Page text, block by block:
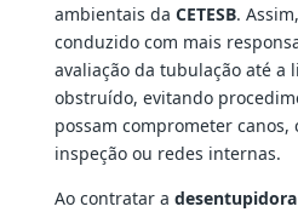
ambientais da CETESB.
conduzido com mais
avaliação da tubulação até a
obstruído, evitando
possam comprometer canos,
inspeção ou redes internas.
Ao contratar a